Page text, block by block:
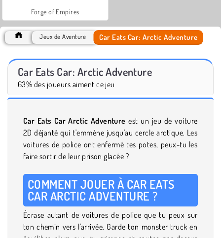
Forge of Empires
Jeux de Aventure Car Eats Car: Arctic Adventure
Car Eats Car: Arctic Adventure
63% des joueurs aiment ce jeu
Car Eats Car Arctic Adventure est un jeu de voiture
2D déjanté qui t'emmène jusqu'au cercle arctique. Les
voitures de police ont enfermé tes potes, peux-tu les
faire sortir de leur prison glacée ?
COMMENT JOUER À CAR EATS
CAR ARCTIC ADVENTURE ?
Écrase autant de voitures de police que tu peux sur
ton chemin vers l'arrivée. Garde ton monster truck en